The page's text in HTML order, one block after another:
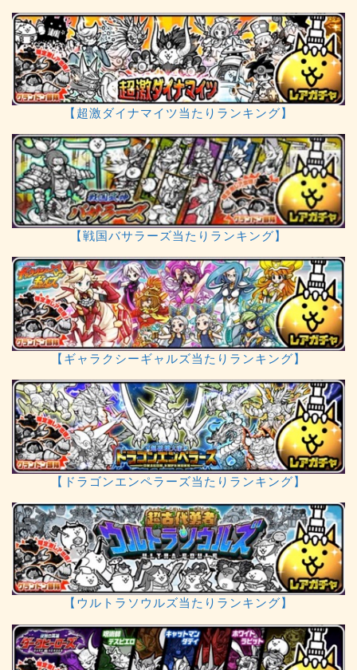
【超激ダイナマイツ当たりランキング】
【戦国バサラーズ当たりランキング】
【ギャラクシーギャルズ当たりランキング】
【ドラゴンエンペラーズ当たりランキング】
【ウルトラソウルズ当たりランキング】